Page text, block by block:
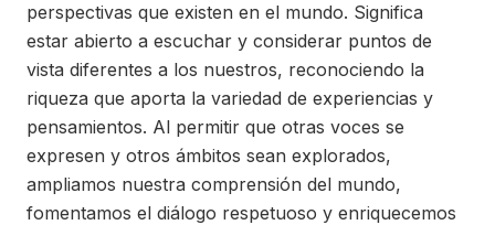
perspectivas que existen en el mundo. Significa
estar abierto a escuchar y considerar puntos de
vista diferentes a los nuestros, reconociendo la
riqueza que aporta la variedad de experiencias y
pensamientos. Al permitir que otras voces se
expresen y otros ámbitos sean explorados,
ampliamos nuestra comprensión del mundo,
fomentamos el diálogo respetuoso y enriquecemos